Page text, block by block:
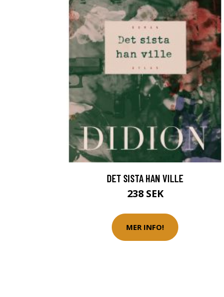
DET SISTA HAN VILLE
238 SEK
MER INFO!